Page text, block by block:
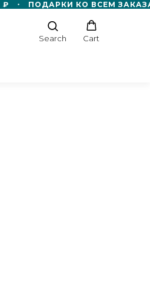
ПОДАРКИ КО ВСЕМ
Search Cart